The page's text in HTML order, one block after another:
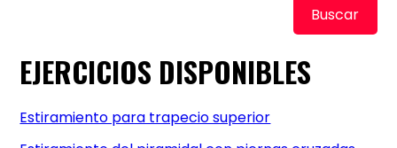
Buscar
EJERCICIOS DISPONIBLES
Estiramiento para trapecio superior